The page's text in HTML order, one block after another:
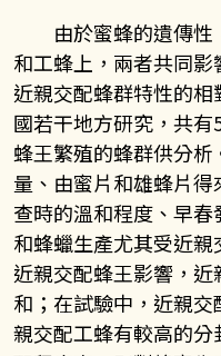
由於蜜蜂的遺傳性
和工蜂上，兩者共同
近親交配蜂群特性的
國若干地方研究，共有
蜂王繁殖的蜂群供分
量、由蜜片和雄蜂片
查時的溫和程度、早
和蜂蠟生產尤其受近
近親交配蜂王影響，
和；在試驗中，近親
親交配工蜂有較高的